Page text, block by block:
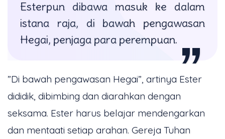
Esterpun dibawa masuk ke dalam
istana raja, di bawah pengawasan
Hegai, penjaga para perempuan.
”Di bawah pengawasan Hegai”, artinya Ester
dididik, dibimbing dan diarahkan dengan
seksama. Ester harus belajar mendengarkan
dan mentaati setiap arahan. Gereja Tuhan